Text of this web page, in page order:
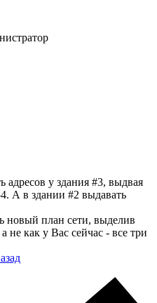
адресов у здания #3, выдвая
А в здании #2 выдавать
новый план сети, выделив
не как у Вас сейчас - все три